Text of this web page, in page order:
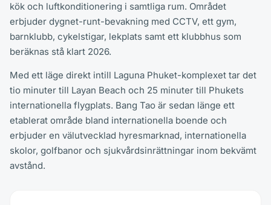
kök och luftkonditionering i samtliga rum. Området
erbjuder dygnet-runt-bevakning med CCTV, ett gym,
barnklubb, cykelstigar, lekplats samt ett klubbhus som
beräknas stå klart 2026.
Med ett läge direkt intill Laguna Phuket-komplexet tar det
tio minuter till Layan Beach och 25 minuter till Phukets
internationella flygplats. Bang Tao är sedan länge ett
etablerat område bland internationella boende och
erbjuder en välutvecklad hyresmarknad, internationella
skolor, golfbanor och sjukvårdsinrättningar inom bekvämt
avstånd.